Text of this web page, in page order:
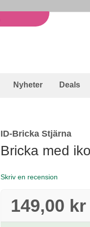
Nyheter Deals
ID-Bricka Stjärna
Bricka med
Skriv en recension
149,00 kr